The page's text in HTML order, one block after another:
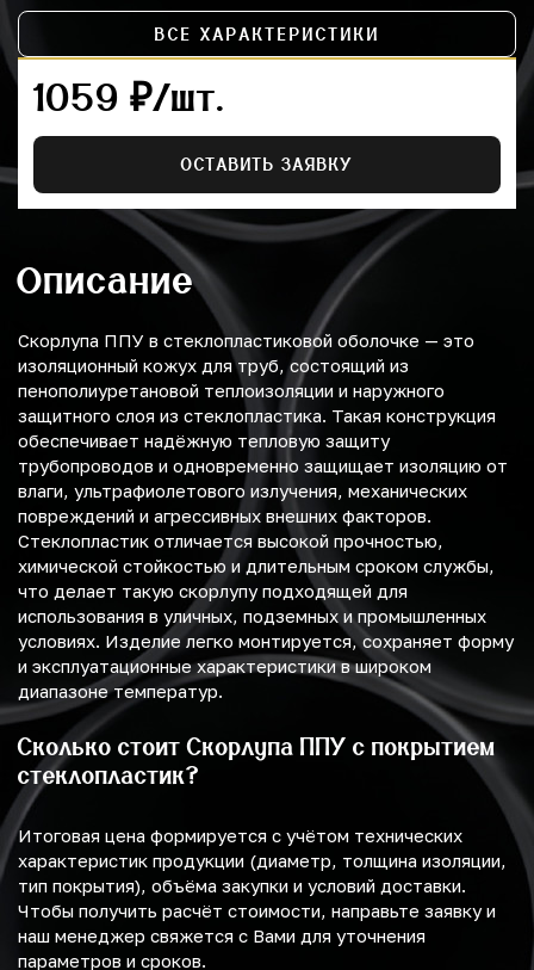
ВСЕ ХАРАКТЕРИСТИКИ
1059 ₽/шт.
ОСТАВИТЬ ЗАЯВКУ
Описание
Скорлупа ППУ в стеклопластиковой оболочке — это
изоляционный кожух для труб, состоящий из
пенополиуретановой теплоизоляции и наружного
защитного слоя из стеклопластика. Такая конструкция
обеспечивает надёжную тепловую защиту
трубопроводов и одновременно защищает изоляцию от
влаги, ультрафиолетового излучения, механических
повреждений и агрессивных внешних факторов.
Стеклопластик отличается высокой прочностью,
химической стойкостью и длительным сроком службы,
что делает такую скорлупу подходящей для
использования в уличных, подземных и промышленных
условиях. Изделие легко монтируется, сохраняет форму
и эксплуатационные характеристики в широком
диапазоне температур.
Сколько стоит Скорлупа ППУ с покрытием
стеклопластик?
Итоговая цена формируется с учётом технических
характеристик продукции (диаметр, толщина изоляции,
тип покрытия), объёма закупки и условий доставки.
Чтобы получить расчёт стоимости, направьте заявку и
наш менеджер свяжется с Вами для уточнения
параметров и сроков.